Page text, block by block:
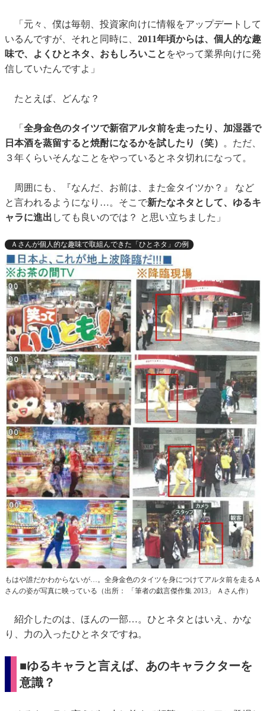
「元々、僕は毎朝、投資家向けに情報をアップデートして
いるんですが、それと同時に、 2011年頃からは、個人的な趣
味で、よくひとネタ、おもしろいこと をやって業界向けに発
信していたんですよ」
たとえば、どんな？
「 全身金色のタイツで新宿アルタ前を走ったり、加湿器で
日本酒を蒸留すると焼酎になるかを試したり（笑）
。ただ、
３年くらいそんなことをやっているとネタ切れになって。
周囲にも、『なんだ、お前は、また金タイツか？』 など
と言われるようになり…。そこで新たなネタとして、ゆるキ
ャラに進出 しても良いのでは？ と思い立ちました」
Ａさんが個人的な趣味で取組んできた「ひとネタ」の例
もはや誰だかわからないが…。全身金色のタイツを身につけてアルタ前を走るＡ
さんの姿が写真に映っている（出所： 「筆者の戯言傑作集 2013」 Ａさん作）
紹介したのは、ほんの一部…。ひとネタとはいえ、かな
り、力の入ったひとネタですね。
■ゆるキャラと言えば、あのキャラクターを
意識？